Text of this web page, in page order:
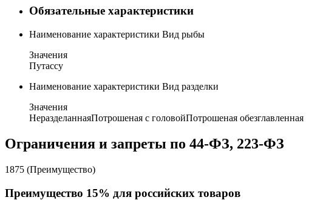
Обязательные характеристики
Наименование характеристики Вид рыбы
Значения
Путассу
Наименование характеристики Вид разделки
Значения
НеразделаннаяПотрошеная с головойПотрошеная обезглавленная
Ограничения и запреты по 44-ФЗ, 223-ФЗ
1875 (Преимущество)
Преимущество 15% для российских товаров